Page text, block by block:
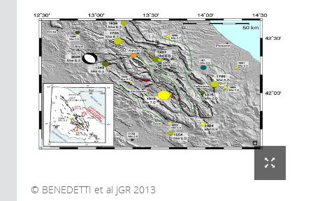
BENEDETTI et al JGR 2013